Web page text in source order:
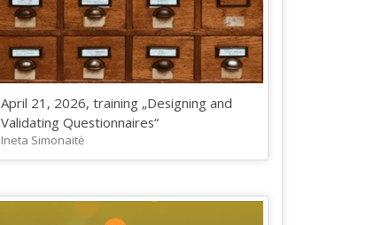
April 21, 2026, training „Designing and
Validating Questionnaires“
Ineta Simonaitė